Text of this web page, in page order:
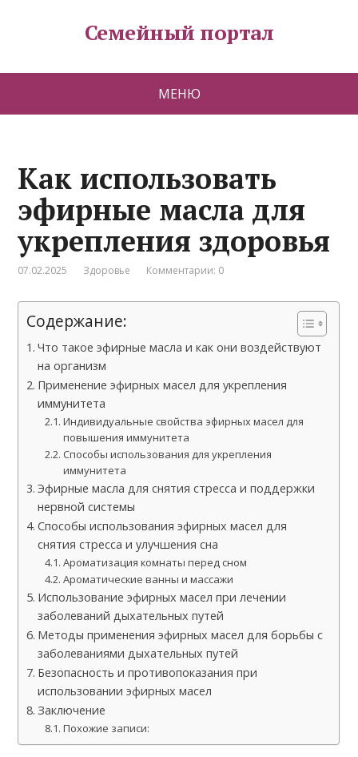
Семейный портал
МЕНЮ
Как использовать
эфирные масла для
укрепления здоровья
07.02.2025 Здоровье Комментарии: 0
Содержание:
Что такое эфирные масла и как они воздействуют
на организм
Применение эфирных масел для укрепления
иммунитета
Индивидуальные свойства эфирных масел для
повышения иммунитета
Способы использования для укрепления
иммунитета
Эфирные масла для снятия стресса и поддержки
нервной системы
Способы использования эфирных масел для
снятия стресса и улучшения сна
Ароматизация комнаты перед сном
Ароматические ванны и массажи
Использование эфирных масел при лечении
заболеваний дыхательных путей
Методы применения эфирных масел для борьбы с
заболеваниями дыхательных путей
Безопасность и противопоказания при
использовании эфирных масел
Заключение
Похожие записи: